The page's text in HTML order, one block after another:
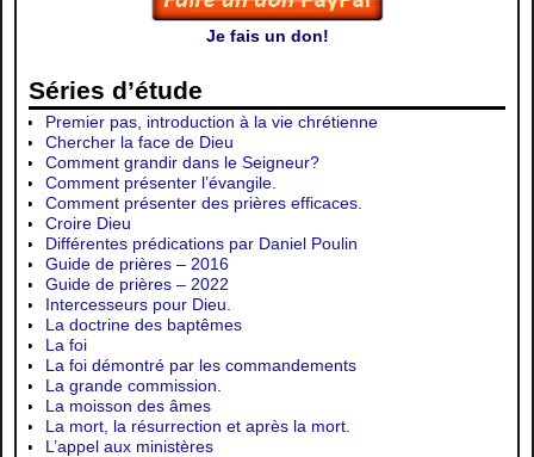
Je fais un don!
Séries d’étude
Premier pas, introduction à la vie chrétienne
Chercher la face de Dieu
Comment grandir dans le Seigneur?
Comment présenter l’évangile.
Comment présenter des prières efficaces.
Croire Dieu
Différentes prédications par Daniel Poulin
Guide de prières – 2016
Guide de prières – 2022
Intercesseurs pour Dieu.
La doctrine des baptêmes
La foi
La foi démontré par les commandements
La grande commission.
La moisson des âmes
La mort, la résurrection et après la mort.
L’appel aux ministères